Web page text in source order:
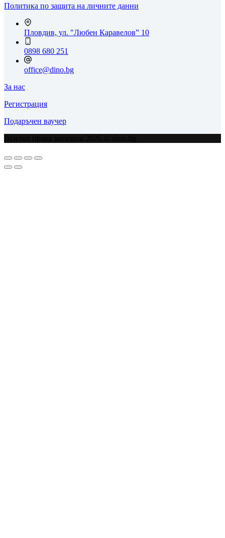
Политика по защита на личните данни
Пловдив, ул. "Любен Каравелов” 10
0898 680 251
office@dino.bg
За нас
Регистрация
Подаръчен ваучер